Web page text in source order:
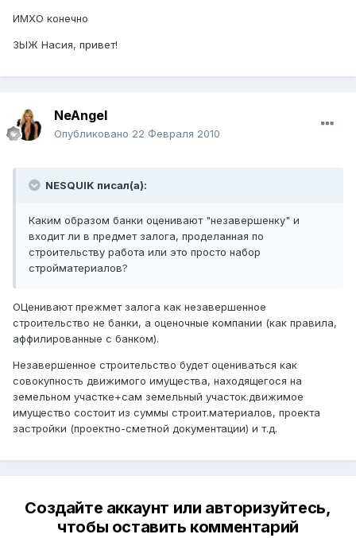
ИМХО конечно
ЗЫЖ Насия, привет!
NeAngel
Опубликовано 22 Февраля 2010
NESQUIK писал(а):
Каким образом банки оценивают "незавершенку" и
входит ли в предмет залога, проделанная по
строительству работа или это просто набор
стройматериалов?
ОЦенивают прежмет залога как незавершенное
строительство не банки, а оценочные компании (как правила,
аффилированные с банком).
Незавершенное строительство будет оцениваться как
совокупность движимого имущества, находящегося на
земельном участке+сам земельный участок.движимое
имущество состоит из суммы строит.материалов, проекта
застройки (проектно-сметной документации) и т.д.
Создайте аккаунт или авторизуйтесь,
чтобы оставить комментарий